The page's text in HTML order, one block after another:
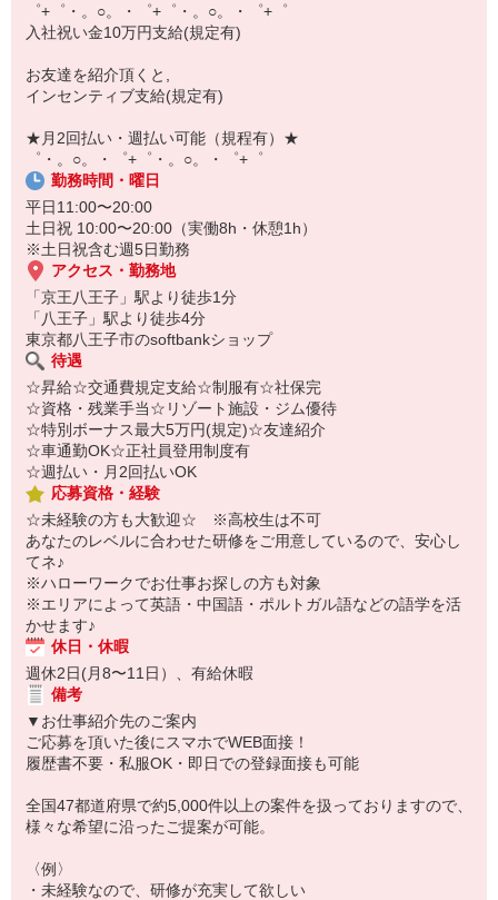
短期・期間限定・オープニング・官公庁案件
上場/優良/大手企業など
【スマホ面接実施中】
￣￣￣￣￣￣￣￣￣
自宅に居ながらスマホでカンタン面接OK！
オンライン面談なのでスピード対応。
゜+゜・。○。・゜+゜・。○。・゜+゜
入社祝い金10万円支給(規定有)
お友達を紹介頂くと,
インセンティブ支給(規定有)
★月2回払い・週払い可能（規程有）★
゜・。○。・゜+゜・。○。・゜+゜
勤務時間・曜日
平日11:00〜20:00
土日祝 10:00〜20:00（実働8h・休憩1h）
※土日祝含む週5日勤務
アクセス・勤務地
「京王八王子」駅より徒歩1分
「八王子」駅より徒歩4分
東京都八王子市のsoftbankショップ
待遇
☆昇給☆交通費規定支給☆制服有☆社保完
☆資格・残業手当☆リゾート施設・ジム優待
☆特別ボーナス最大5万円(規定)☆友達紹介
☆車通勤OK☆正社員登用制度有
☆週払い・月2回払いOK
応募資格・経験
☆未経験の方も大歓迎☆ ※高校生は不可
あなたのレベルに合わせた研修をご用意しているので、安心し
てネ♪
※ハローワークでお仕事お探しの方も対象
※エリアによって英語・中国語・ポルトガル語などの語学を活
かせます♪
休日・休暇
週休2日(月8〜11日）、有給休暇
備考
▼お仕事紹介先のご案内
ご応募を頂いた後にスマホでWEB面接！
履歴書不要・私服OK・即日での登録面接も可能
全国47都道府県で約5,000件以上の案件を扱っておりますので、
様々な希望に沿ったご提案が可能。
〈例〉
・未経験なので、研修が充実して欲しい